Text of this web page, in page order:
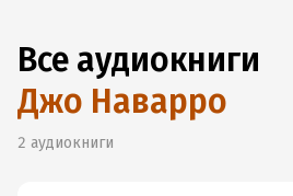
Все аудиокниги
Джо Наварро
2 аудиокниги